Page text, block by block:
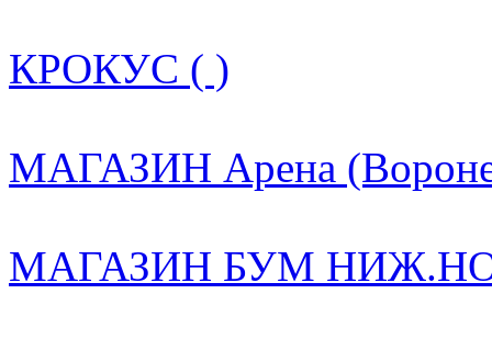
КРОКУС ( )
МАГАЗИН Арена
МАГАЗИН БУМ